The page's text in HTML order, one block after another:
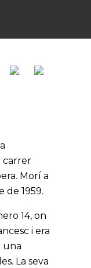
carrer
Morí a
de 1959.
14, on
i era
una
La seva